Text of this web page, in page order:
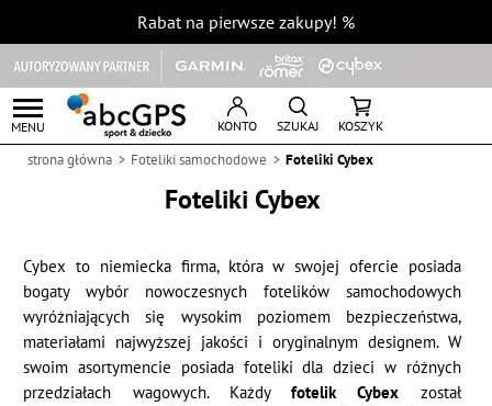
Rabat na pierwsze zakupy! %
MENU KONTO SZUKAJ KOSZYK
strona główna Foteliki samochodowe Foteliki Cybex
Foteliki Cybex
Cybex to niemiecka firma, która w swojej ofercie posiada
bogaty wybór nowoczesnych fotelików samochodowych
wyróżniających się wysokim poziomem bezpieczeństwa,
materiałami najwyższej jakości i oryginalnym designem. W
swoim asortymencie posiada foteliki dla dzieci w różnych
przedziałach wagowych. Każdyfotelik Cybex został